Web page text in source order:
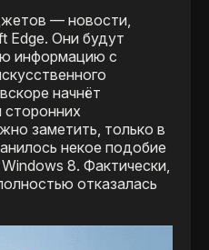
— новости,
Edge. Они будут
информацию с
начнёт
сторонних
заметить, только в
некое подобие
8. Фактически,
отказалась